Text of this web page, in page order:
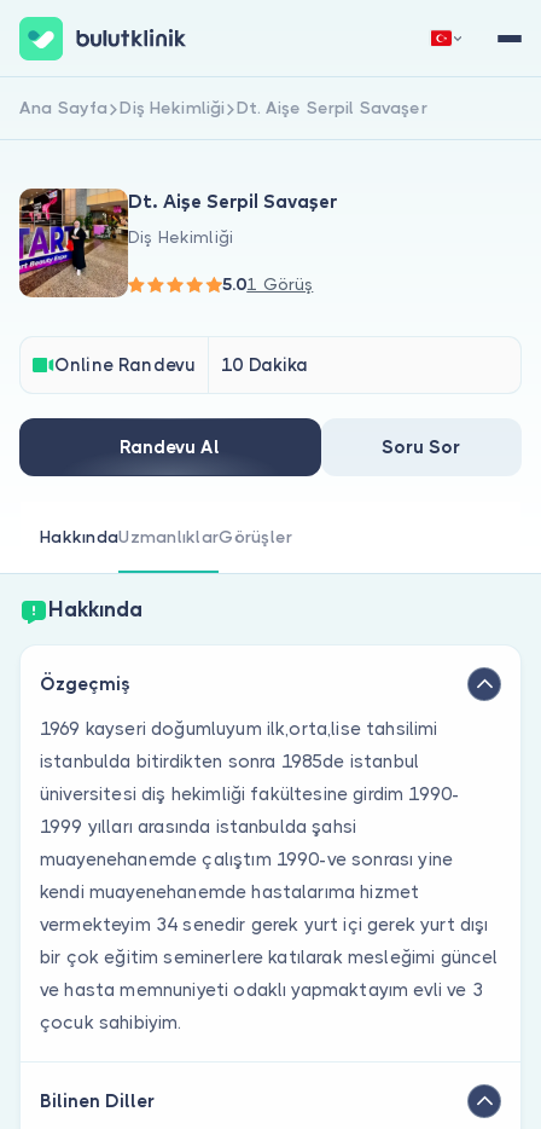
Hakkımızda
Hastalar için
Doktorlar için
Doktor musunuz?
Hemen Kaydol Giriş Yap
Ana Sayfa Diş Hekimliği Dt. Aişe Serpil Savaşer
Dt. Aişe Serpil Savaşer
Diş Hekimliği
5.01 Görüş
Online Randevu 10 Dakika
Randevu Al Soru Sor
HakkındaUzmanlıklarGörüşler
Hakkında
Özgeçmiş
1969 kayseri doğumluyum ilk,orta,lise tahsilimi
istanbulda bitirdikten sonra 1985de istanbul
üniversitesi diş hekimliği fakültesine girdim 1990-
1999 yılları arasında istanbulda şahsi
muayenehanemde çalıştım 1990-ve sonrası yine
kendi muayenehanemde hastalarıma hizmet
vermekteyim 34 senedir gerek yurt içi gerek yurt dışı
bir çok eğitim seminerlere katılarak mesleğimi güncel
ve hasta memnuniyeti odaklı yapmaktayım evli ve 3
çocuk sahibiyim.
Bilinen Diller